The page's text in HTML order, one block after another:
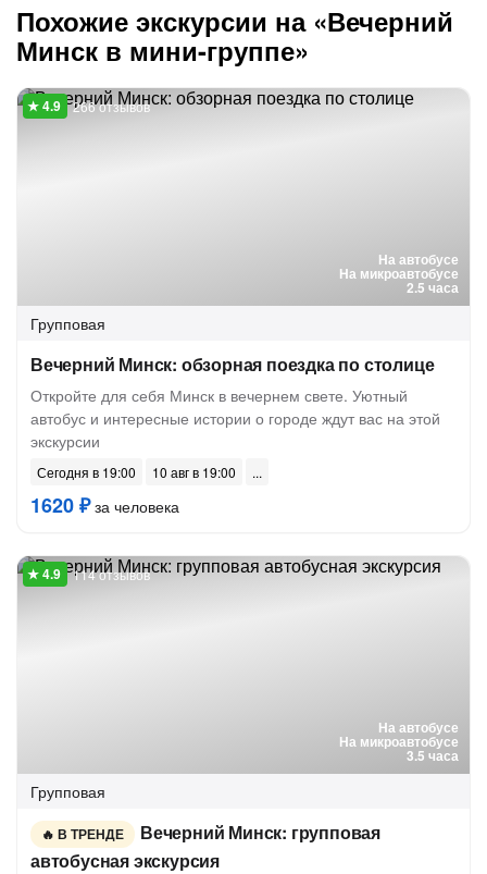
Похожие экскурсии на «Вечерний
Минск в мини-группе»
На автобусе
На микроавтобусе
2.5 часа
266 отзывов
Групповая
Вечерний Минск: обзорная поездка по столице
Откройте для себя Минск в вечернем свете. Уютный
автобус и интересные истории о городе ждут вас на этой
экскурсии
Сегодня в 19:00 10 авг в 19:00
1620 ₽за человека
На автобусе
На микроавтобусе
3.5 часа
114 отзывов
Групповая
В ТРЕНДЕ
Вечерний Минск: групповая
автобусная экскурсия